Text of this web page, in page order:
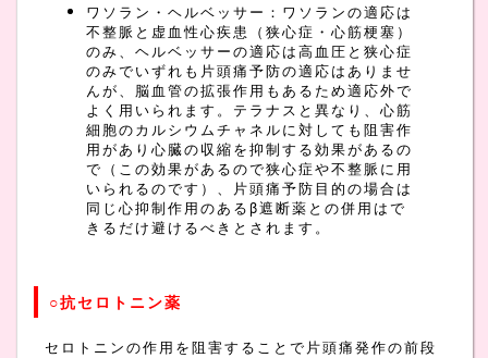
ワソラン・ヘルベッサー：ワソランの適応は
不整脈と虚血性心疾患（狭心症・心筋梗塞）
のみ、ヘルベッサーの適応は高血圧と狭心症
のみでいずれも片頭痛予防の適応はありませ
んが、脳血管の拡張作用もあるため適応外で
よく用いられます。テラナスと異なり、心筋
細胞のカルシウムチャネルに対しても阻害作
用があり心臓の収縮を抑制する効果があるの
で（この効果があるので狭心症や不整脈に用
いられるのです）、片頭痛予防目的の場合は
同じ心抑制作用のあるβ遮断薬との併用はで
きるだけ避けるべきとされます。
○抗セロトニン薬
セロトニンの作用を阻害することで片頭痛発作の前段